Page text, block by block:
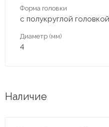
Форма головки
с полукруглой головкой
Диаметр (мм)
4
Наличие